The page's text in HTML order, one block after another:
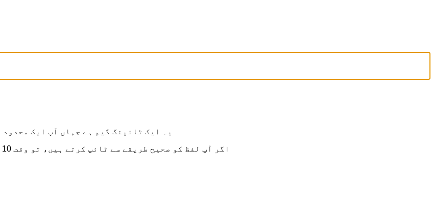
یہ ایک ٹائپنگ گیم ہے جہاں آپ ایک
اگر آپ لفظ کو صحیح طریقے سے ٹائپ کرتے ہیں، تو وقت 10 پر ری سیٹ ہو جائے گا اور آپ اضافی پوائنٹس حاصل کریں گے۔